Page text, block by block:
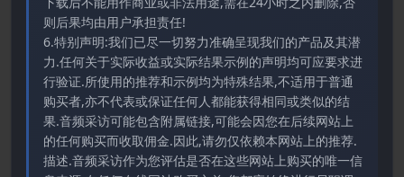
则后果均由用户承担责任!
6.特别声明:我们已尽一切努力准确呈现我们的产品及其潜
力.任何关于实际收益或实际结果示例的声明均可应要求进
行验证.所使用的推荐和示例均为特殊结果,不适用于普通
购买者,亦不代表或保证任何人都能获得相同或类似的结
果.音频采访可能包含附属链接,可能会因您在后续网站上
的任何购买而收取佣金.因此,请勿仅依赖本网站上的推荐.
描述.音频采访作为您评估是否在这些网站上购买的唯一信